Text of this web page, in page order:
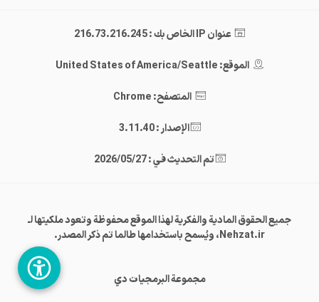
عنوان IP الخاص بك : 216.73.216.245
الموقع: United States of America/Seattle
المتصفح: Chrome
الإصدار : 3.11.40
تم التحديث في : 2026/05/27
جميع الحقوق المادية والفكرية لهذا الموقع محفوظة وتعود ملكيتها لـ
Nehzat.ir، ويُسمح باستخدامها طالما تم ذكر المصدر.
مجموعة البرمجيات دي